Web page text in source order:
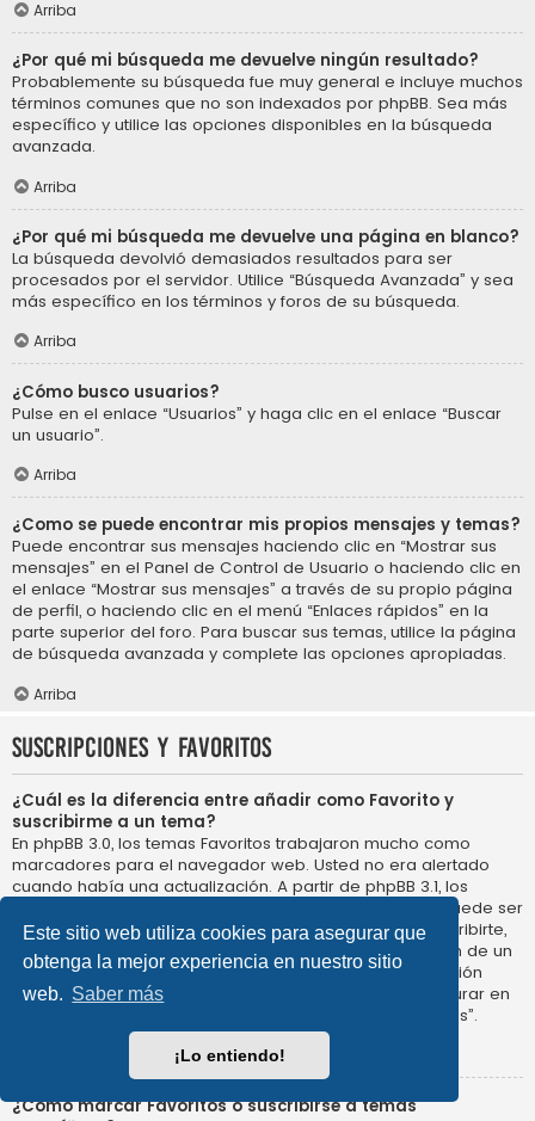
Este sitio web utiliza cookies para asegurar que
obtenga la mejor experiencia en nuestro sitio
web. Saber más
¡Lo entiendo!
Arriba
¿Por qué mi búsqueda me devuelve ningún resultado?
Probablemente su búsqueda fue muy general e incluye muchos
términos comunes que no son indexados por phpBB. Sea más
específico y utilice las opciones disponibles en la búsqueda
avanzada.
Arriba
¿Por qué mi búsqueda me devuelve una página en blanco?
La búsqueda devolvió demasiados resultados para ser
procesados por el servidor. Utilice “Búsqueda Avanzada” y sea
más específico en los términos y foros de su búsqueda.
Arriba
¿Cómo busco usuarios?
Pulse en el enlace “Usuarios” y haga clic en el enlace “Buscar
un usuario”.
Arriba
¿Como se puede encontrar mis propios mensajes y temas?
Puede encontrar sus mensajes haciendo clic en “Mostrar sus
mensajes” en el Panel de Control de Usuario o haciendo clic en
el enlace “Mostrar sus mensajes” a través de su propio página
de perfil, o haciendo clic en el menú “Enlaces rápidos” en la
parte superior del foro. Para buscar sus temas, utilice la página
de búsqueda avanzada y complete las opciones apropiadas.
Arriba
Suscripciones y Favoritos
¿Cuál es la diferencia entre añadir como Favorito y
suscribirme a un tema?
En phpBB 3.0, los temas Favoritos trabajaron mucho como
marcadores para el navegador web. Usted no era alertado
cuando había una actualización. A partir de phpBB 3.1, los
Favoritos son más como suscribirse a un tema. Usted puede ser
notificado cuando un tema Favorito se actualiza. Al suscribirte,
sin embargo, se le avisará de que hay una actualización de un
tema, o foro en el propio foro. Las opciones de notificación
para los Favoritos y las suscripciones se pueden configurar en
el Panel de Control de Usuario, en “Preferencias de Foros”.
¿Cómo marcar Favoritos o suscribirse a temas